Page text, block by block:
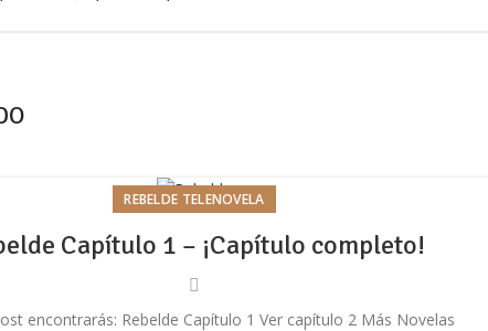
REBELDE TELENOVELA
Capítulo 1 – ¡Capítulo completo!
encontrarás: Rebelde Capítulo 1 Ver capítulo 2 Más Novelas